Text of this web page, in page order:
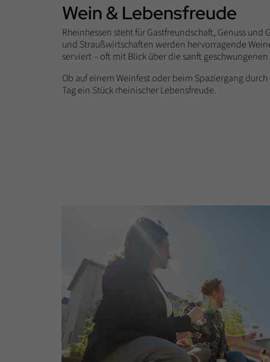
Wein & Lebensfreude
Rheinhessen steht für Gastfreundschaft, Genuss
und Straußwirtschaften werden hervorragende
serviert – oft mit Blick über die sanft geschwungenen
Ob auf einem Weinfest oder beim Spaziergang
Tag ein Stück rheinischer Lebensfreude.